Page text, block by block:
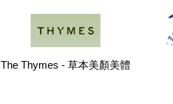
The Thymes - 草本美顏美體